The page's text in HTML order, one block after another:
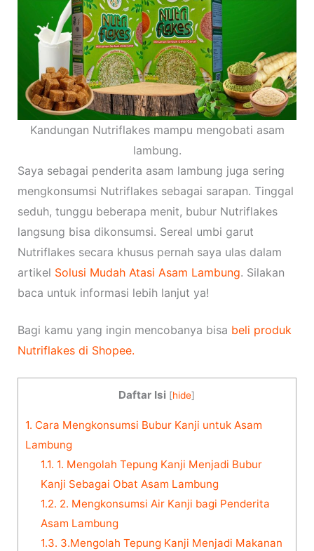
Kandungan Nutriflakes mampu mengobati asam
lambung.
Saya sebagai penderita asam lambung juga sering
mengkonsumsi Nutriflakes sebagai sarapan. Tinggal
seduh, tunggu beberapa menit, bubur Nutriflakes
langsung bisa dikonsumsi. Sereal umbi garut
Nutriflakes secara khusus pernah saya ulas dalam
artikel Solusi Mudah Atasi Asam Lambung. Silakan
baca untuk informasi lebih lanjut ya!
Bagi kamu yang ingin mencobanya bisa beli produk
Nutriflakes di Shopee.
Daftar Isi [hide]
1. Cara Mengkonsumsi Bubur Kanji untuk Asam
Lambung
1.1. 1. Mengolah Tepung Kanji Menjadi Bubur
Kanji Sebagai Obat Asam Lambung
1.2. 2. Mengkonsumsi Air Kanji bagi Penderita
Asam Lambung
1.3. 3.Mengolah Tepung Kanji Menjadi Makanan